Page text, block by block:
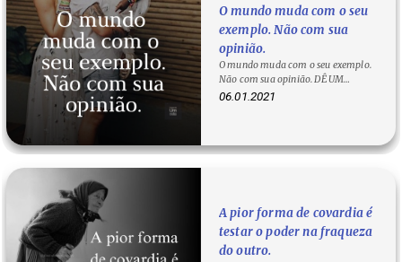
O mundo muda com o seu
exemplo. Não com sua
opinião.
O mundo muda com o seu exemplo.
Não com sua opinião. DÊ UM
CLIQUE SOBRE A FRASE PARA
06.01.2021
A pior forma de covardia é
testar o poder na fraqueza
do outro.